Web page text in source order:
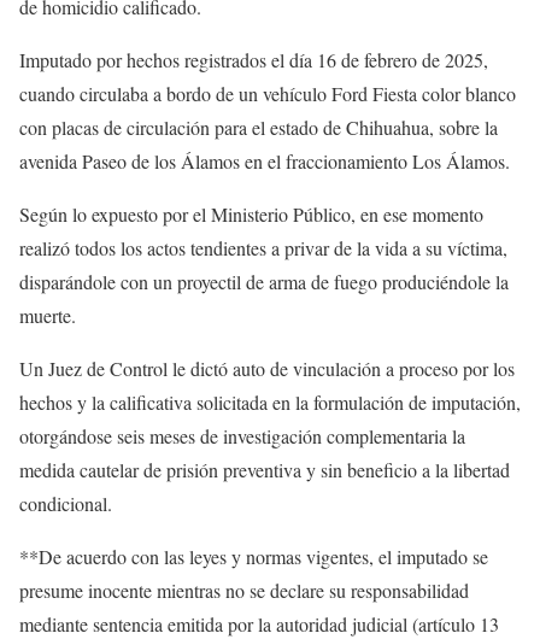
de homicidio calificado.
Imputado por hechos registrados el día 16 de febrero de 2025,
cuando circulaba a bordo de un vehículo Ford Fiesta color blanco
con placas de circulación para el estado de Chihuahua, sobre la
avenida Paseo de los Álamos en el fraccionamiento Los Álamos.
Según lo expuesto por el Ministerio Público, en ese momento
realizó todos los actos tendientes a privar de la vida a su víctima,
disparándole con un proyectil de arma de fuego produciéndole la
muerte.
Un Juez de Control le dictó auto de vinculación a proceso por los
hechos y la calificativa solicitada en la formulación de imputación,
otorgándose seis meses de investigación complementaria la
medida cautelar de prisión preventiva y sin beneficio a la libertad
condicional.
**De acuerdo con las leyes y normas vigentes, el imputado se
presume inocente mientras no se declare su responsabilidad
mediante sentencia emitida por la autoridad judicial (artículo 13